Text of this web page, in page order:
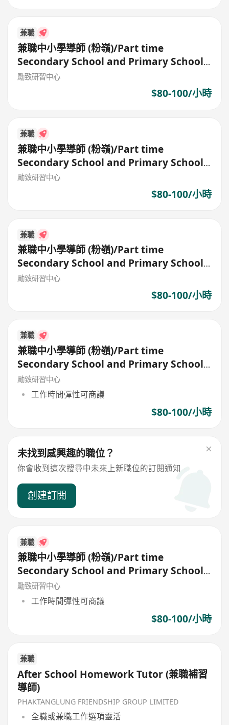
兼職
兼職中小學導師 (粉嶺)/Part time
Secondary School and Primary School
Tutor
勵致研習中心
$80-100/小時
兼職
兼職中小學導師 (粉嶺)/Part time
Secondary School and Primary School
Tutor
勵致研習中心
$80-100/小時
兼職
兼職中小學導師 (粉嶺)/Part time
Secondary School and Primary School
Tutor
勵致研習中心
$80-100/小時
兼職
兼職中小學導師 (粉嶺)/Part time
Secondary School and Primary School
Tutor
勵致研習中心
工作時間彈性可商議
$80-100/小時
未找到感興趣的職位？
你會收到這次搜尋中未來上新職位的訂閱通知
創建訂閱
兼職
兼職中小學導師 (粉嶺)/Part time
Secondary School and Primary School
Tutor
勵致研習中心
工作時間彈性可商議
$80-100/小時
兼職
After School Homework Tutor (兼職補習
導師)
PHAKTANGLUNG FRIENDSHIP GROUP LIMITED
全職或兼職工作選項靈活